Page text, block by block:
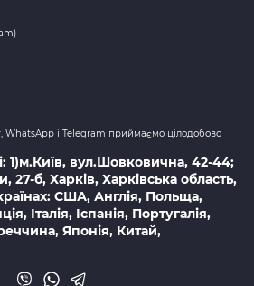
WhatsApp і Telegram приймаємо цілодобово
1)м.Київ, вул.Шовковична, 42-44;
27-б, Харків, Харківська область,
США, Англія, Польща,
Італія, Іспанія, Португалія,
Японія, Китай,